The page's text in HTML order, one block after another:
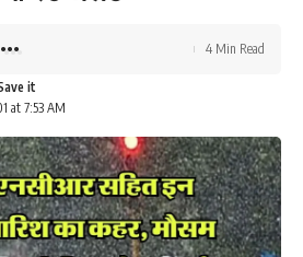
at 7:53 AM
4 Min Read